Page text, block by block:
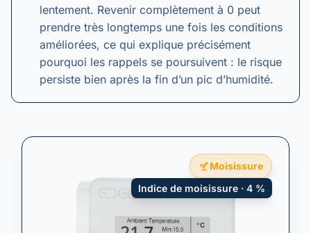
Moisissure
Indice de moisissure · 4 %
lentement. Revenir complètement à 0 peut
prendre très longtemps une fois les conditions
améliorées, ce qui explique précisément
pourquoi les rappels se poursuivent : le risque
persiste bien après la fin d’un pic d’humidité.